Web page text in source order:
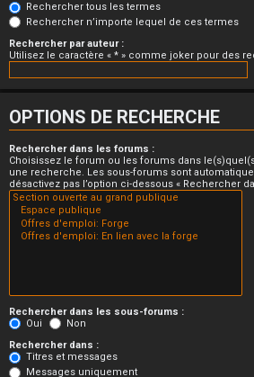
Rechercher tous les termes
Rechercher n’importe lequel de ces termes
Rechercher par auteur :
Utilisez le caractère « * » comme joker pour des
OPTIONS DE RECHERCHE
Rechercher dans les forums :
Choisissez le forum ou les forums dans
une recherche. Les sous-forums sont
désactivez pas l’option ci-dessous « Rechercher
Rechercher dans les sous-forums :
Oui
Non
Rechercher dans :
Titres et messages
Messages uniquement